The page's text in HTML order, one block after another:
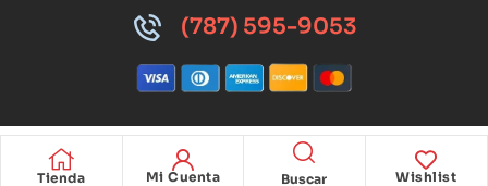
Tienda Mi Cuenta Wishlist
(787) 595-9053